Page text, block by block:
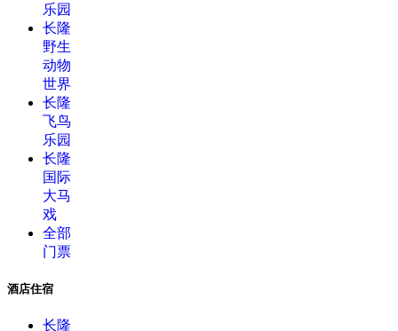
乐园
长隆
野生
动物
世界
长隆
飞鸟
乐园
长隆
国际
大马
戏
全部
门票
酒店住宿
长隆